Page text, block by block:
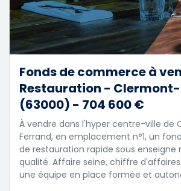
Fonds de commerce à
Restauration -
(63000) - 704 600 €
À vendre dans l'hyper centre-ville de
Ferrand, en emplacement n°1, un
de restauration rapide sous enseigne
qualité. Affaire seine, chiffre
une équipe en place formée et